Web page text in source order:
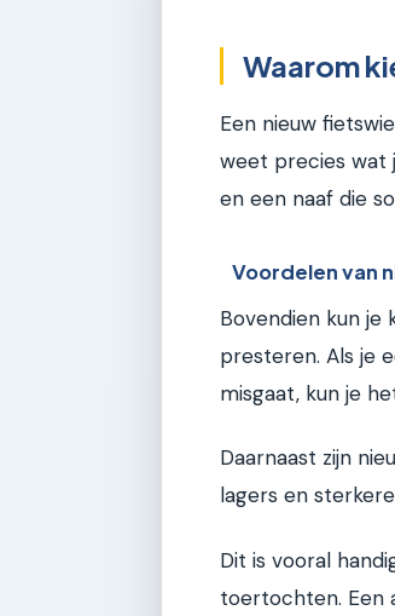
Waarom
Een nieuw
weet precies wat
en een naaf die
Voordelen van
Bovendien kun
presteren. Als je
misgaat, kun je
Daarnaast zijn
lagers en
Dit is vooral
toertochten. Een